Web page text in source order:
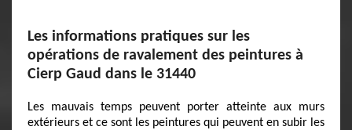
Les informations pratiques sur les
opérations de ravalement des peintures à
Cierp Gaud dans le 31440
Les mauvais temps peuvent porter atteinte aux murs
extérieurs et ce sont les peintures qui peuvent en subir les